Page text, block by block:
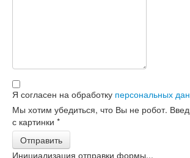
Я согласен на обработку персональных
Мы хотим убедиться, что Вы не робот.
с картинки *
Отправить
Инициализация отправки формы...